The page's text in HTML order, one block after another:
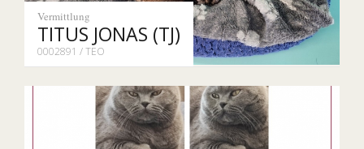
Vermittlung
TITUS JONAS (TJ)
0002891 / TEO